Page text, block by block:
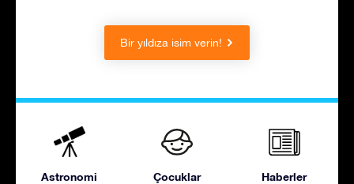
Bir yıldıza isim verin!
Astronomi Çocuklar Haberler